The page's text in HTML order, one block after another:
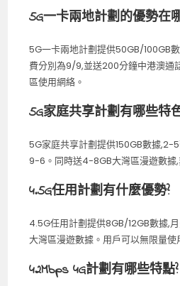
5G一卡兩地計劃的優勢在
5G一卡兩地計劃提供50GB/100GB
費分別為9/9,並送200分鐘中港澳通
區使用網絡。
5G家庭共享計劃有哪些特
5G家庭共享計劃提供150GB數據,2-
9-6。同時送4-8GB大灣區漫遊數據,
4.5G任用計劃有什麼優勢?
4.5G任用計劃提供8GB/12GB數據,
大灣區漫遊數據。用戶可以無限量使
42Mbps 4G計劃有哪些特點?